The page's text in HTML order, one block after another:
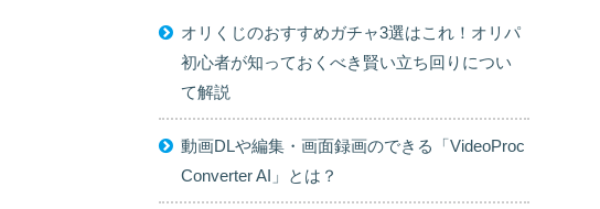
オリくじのおすすめガチャ3選はこれ！オリパ
初心者が知っておくべき賢い立ち回りについ
て解説
動画DLや編集・画面録画のできる「VideoProc
Converter AI」とは？